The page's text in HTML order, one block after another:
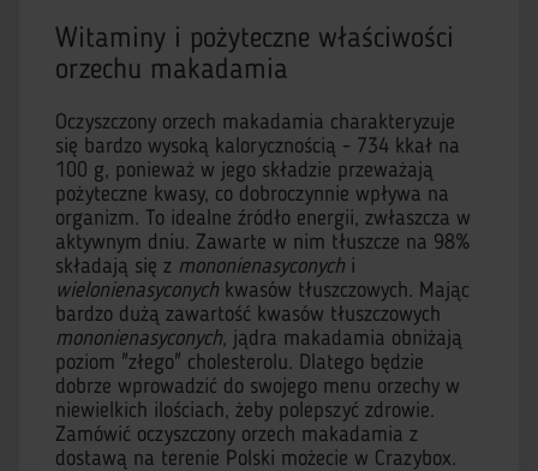
Witaminy i pożyteczne właściwości
orzechu makadamia
Oczyszczony orzech makadamia charakteryzuje
się bardzo wysoką kalorycznością - 734 kkał na
100 g, ponieważ w jego składzie przeważają
pożyteczne kwasy, co dobroczynnie wpływa na
organizm. To idealne źródło energii, zwłaszcza w
aktywnym dniu. Zawarte w nim tłuszcze na 98%
składają się z mononienasyconych i
wielonienasyconych kwasów tłuszczowych. Mając
bardzo dużą zawartość kwasów tłuszczowych
mononienasyconych, jądra makadamia obniżają
poziom "złego" cholesterolu. Dlatego będzie
dobrze wprowadzić do swojego menu orzechy w
niewielkich ilościach, żeby polepszyć zdrowie.
Zamówić oczyszczony orzech makadamia z
dostawą na terenie Polski możecie w Crazybox.